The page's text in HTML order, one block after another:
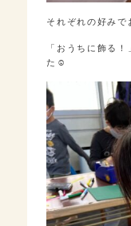
それぞれの好みで
「おうちに飾る
た☺︎